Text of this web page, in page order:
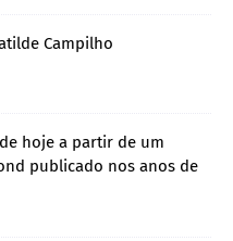
Campilho
hoje a partir de um
publicado nos anos de